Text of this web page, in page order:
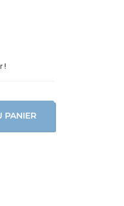
!
PANIER